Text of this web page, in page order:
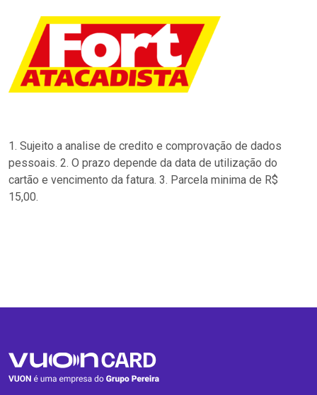
1. Sujeito a analise de credito e comprovação de dados
pessoais. 2. O prazo depende da data de utilização do
cartão e vencimento da fatura. 3. Parcela minima de R$
15,00.